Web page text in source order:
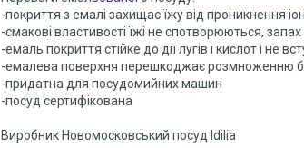
-покриття з емалі захищає їжу від проникнення
-смакові властивості їжі не спотворюються,
-емаль покриття стійке до дії лугів і кислот і не
-емалева поверхня перешкоджає розмноженню
-придатна для посудомийних машин
-посуд сертифікована
Виробник Новомосковський посуд Idilia